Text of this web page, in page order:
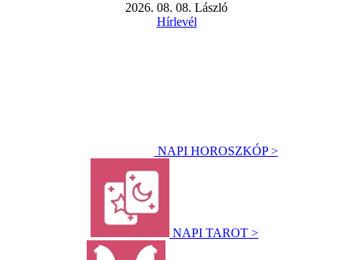
2026. 08. 08. László
Hírlevél
NAPI HOROSZKÓP >
NAPI TAROT >